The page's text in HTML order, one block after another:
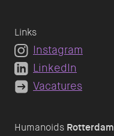
Humanoids Rotterdam
Links
Instagram
LinkedIn
Vacatures